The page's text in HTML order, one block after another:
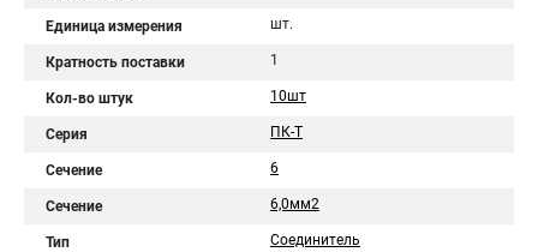
Единица измерения шт.
Кратность поставки 1
Кол-во штук 10шт
Серия ПК-Т
Сечение 6
Сечение 6,0мм2
Тип Соединитель